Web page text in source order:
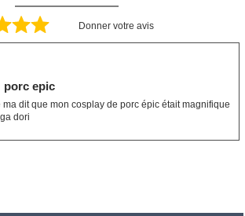
Donner votre avis
porc epic
ma dit que mon cosplay de porc épic était magnifique
dori